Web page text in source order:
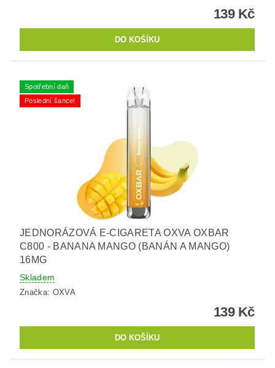
139 Kč
Spotřební daň
Poslední šance!
JEDNORÁZOVÁ E-CIGARETA OXVA OXBAR
C800 - BANANA MANGO (BANÁN A MANGO)
16MG
Skladem
Značka: OXVA
139 Kč